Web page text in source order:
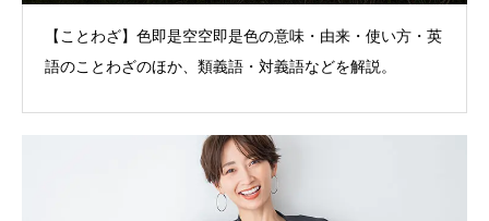
【ことわざ】色即是空空即是色の意味・由来・使い方・英
語のことわざのほか、類義語・対義語などを解説。